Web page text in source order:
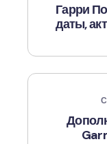
Гарри
даты,